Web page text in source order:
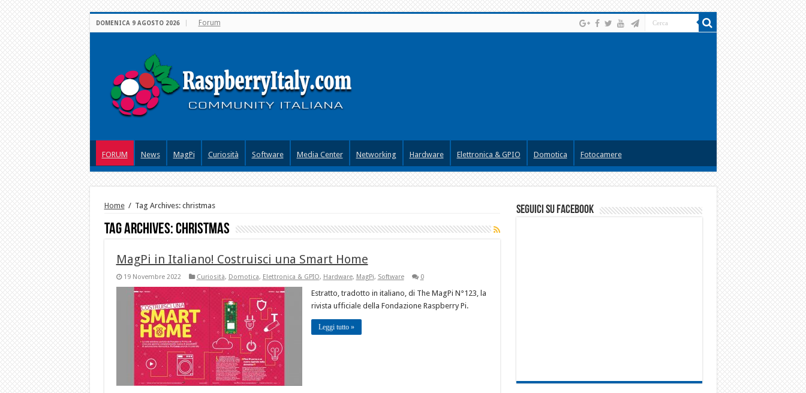
DOMENICA 9 AGOSTO 2026 Forum
FORUM News MagPi Curiosità Software Media Center Networking Hardware Elettronica & GPIO Domotica Fotocamere
Home / Tag Archives: christmas
Tag Archives:christmas
MagPi in Italiano! Costruisci una Smart Home
19 Novembre 2022 Curiosità, Domotica, Elettronica & GPIO, Hardware, MagPi, Software 0
Estratto, tradotto in italiano, di The MagPi N°123, la
rivista ufficiale della Fondazione Raspberry Pi.
Leggi tutto »
seguici su facebook